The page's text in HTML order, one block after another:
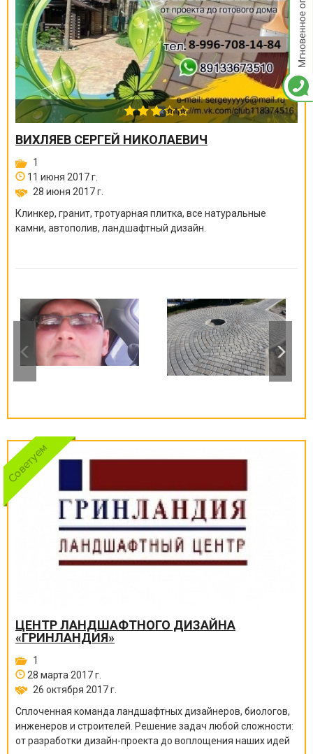
ВИХЛЯЕВ СЕРГЕЙ НИКОЛАЕВИЧ
1
11 июня 2017 г.
28 июня 2017 г.
Клинкер, гранит, тротуарная плитка, все натуральные
камни, автополив, ландшафтный дизайн.
ЦЕНТР ЛАНДШАФТНОГО ДИЗАЙНА
«ГРИНЛАНДИЯ»
1
28 марта 2017 г.
26 октября 2017 г.
Сплоченная команда ландшафтных дизайнеров, биологов,
инженеров и строителей. Решение задач любой сложности:
от разработки дизайн-проекта до воплощения наших идей